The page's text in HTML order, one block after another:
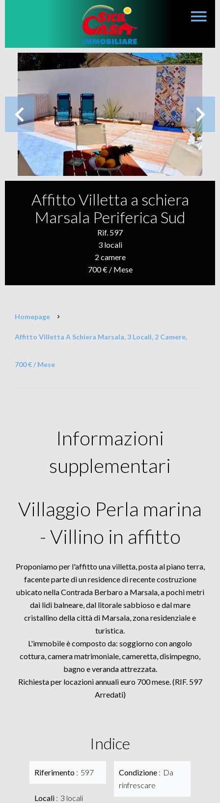
Affitto Villetta a schiera
Marsala Periferica Sud
Rif. 597
3 locali
2 camere
700 € / Mese
Homepage
Affitto Villetta A Schiera Marsala, 3 Locali, 2 Camere,
700 € / Mese
Informazioni
supplementari
Villaggio Perla marina
- Villino in affitto
Proponiamo per l'affitto una villetta, posta al piano terra,
facente parte di un residence di recente costruzione
ubicato nella Contrada Berbaro a Marsala, a pochi metri
dai lidi balneare, dal litorale sabbioso e dal mare
cristallino della città di Marsala, zona residenziale e
turistica.
L'immobile è composto da: soggiorno con angolo
cottura, camera matrimoniale, cameretta, disimpegno,
bagno e veranda attrezzata.
Richiesta per locazioni annuali euro 700 mese. (RIF. 597
Arredati)
Indice
Riferimento 597
Locali 3 locali
Condizione
Da
rinfrescare